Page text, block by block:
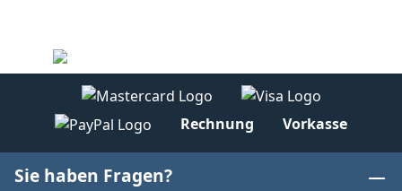
Rechnung Vorkasse
Sie haben Fragen?